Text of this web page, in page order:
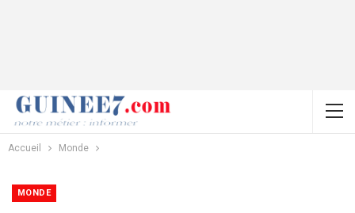
Accueil Monde
MONDE